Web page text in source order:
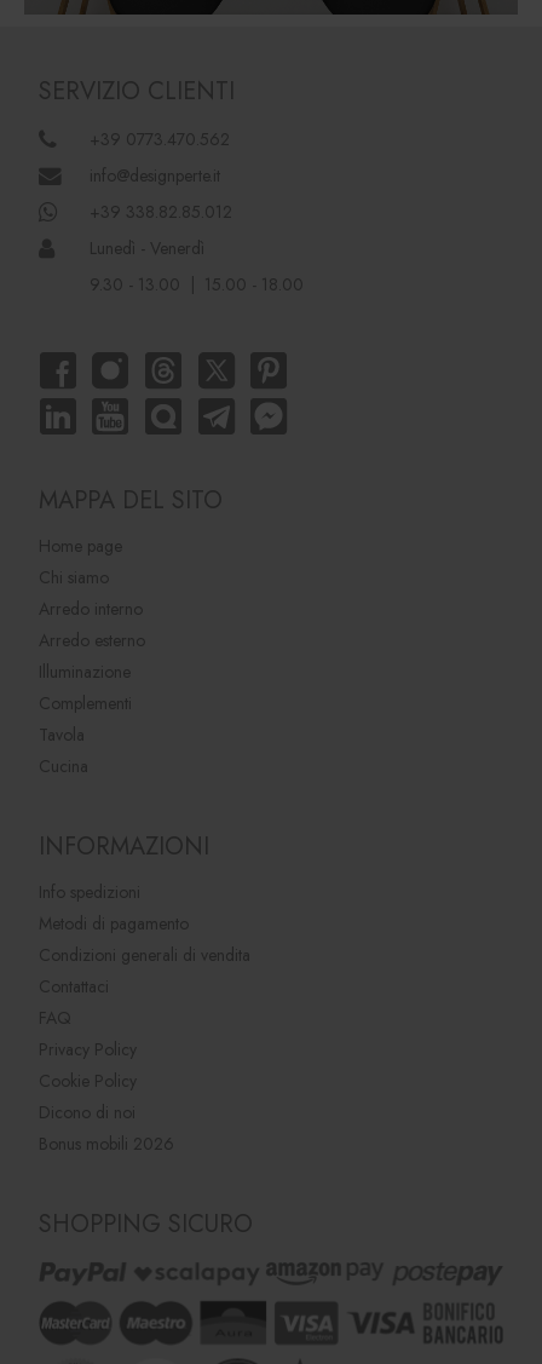
SERVIZIO CLIENTI
+39 0773.470.562
info@designperte.it
+39 338.82.85.012
Lunedì - Venerdì
9.30 - 13.00 | 15.00 - 18.00
MAPPA DEL SITO
Home page
Chi siamo
Arredo interno
Arredo esterno
Illuminazione
Complementi
Tavola
Cucina
INFORMAZIONI
Info spedizioni
Metodi di pagamento
Condizioni generali di vendita
Contattaci
FAQ
Privacy Policy
Cookie Policy
Dicono di noi
Bonus mobili 2026
SHOPPING SICURO